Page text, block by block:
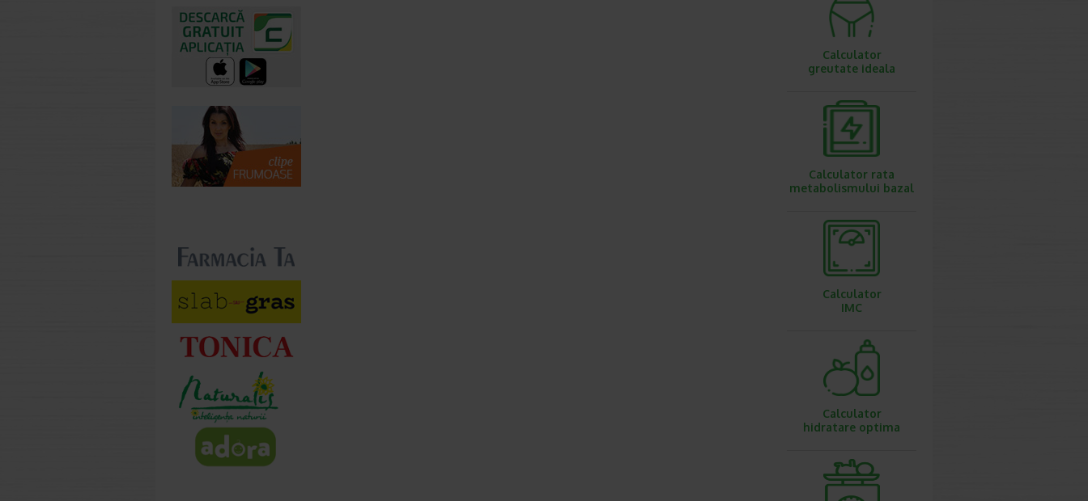
Calculator
greutate ideala
Calculator rata
metabolismului bazal
Calculator
IMC
Calculator
hidratare optima